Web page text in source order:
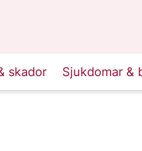
skador Sjukdomar &